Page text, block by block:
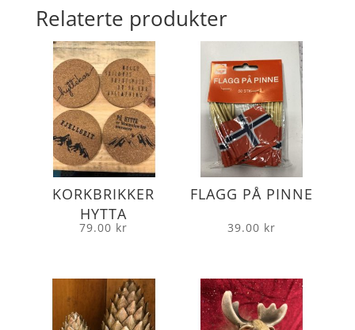
Relaterte produkter
KORKBRIKKER
HYTTA
79.00 kr
FLAGG PÅ PINNE
39.00 kr